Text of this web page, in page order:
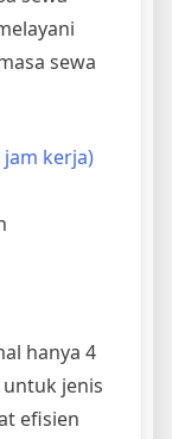
sewa
kerja)
hanya 4
untuk jenis
efisien